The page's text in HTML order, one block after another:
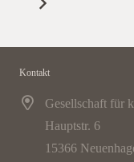
Kontakt
Gesellschaft für
Hauptstr. 6
15366